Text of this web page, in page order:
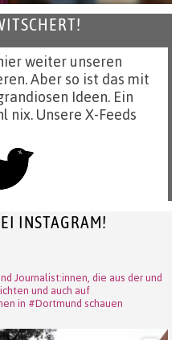
weiter unseren
Aber so ist das mit
Ideen. Ein
nix. Unsere X-Feeds
INSTAGRAM!
Journalist:innen, die aus der und
und auch auf
in #Dortmund schauen